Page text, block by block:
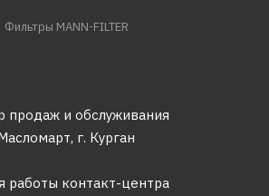
Фильтры MANN-FILTER
продаж и обслуживания
г. Курган
работы контакт-центра